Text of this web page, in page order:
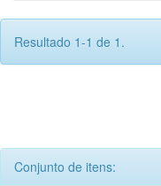
Resultado 1-1 de 1.
Conjunto de itens: